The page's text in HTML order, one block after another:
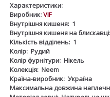
Характеристики:
Виробник:VIF
Внутрішня кишеня: 1
Внутрішня кишеня на блискавці:
Кількість відділень: 1
Колір: Рудий
Колір фурнітури: Нікель
Колекція: Neem
Країна-виробник: Україна
Максимальна довжина